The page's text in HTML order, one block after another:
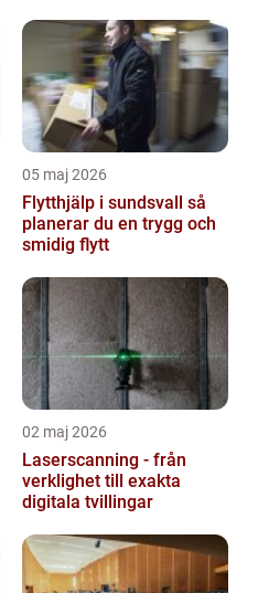
05 maj 2026
Flytthjälp i sundsvall så
planerar du en trygg och
smidig flytt
02 maj 2026
Laserscanning - från
verklighet till exakta
digitala tvillingar